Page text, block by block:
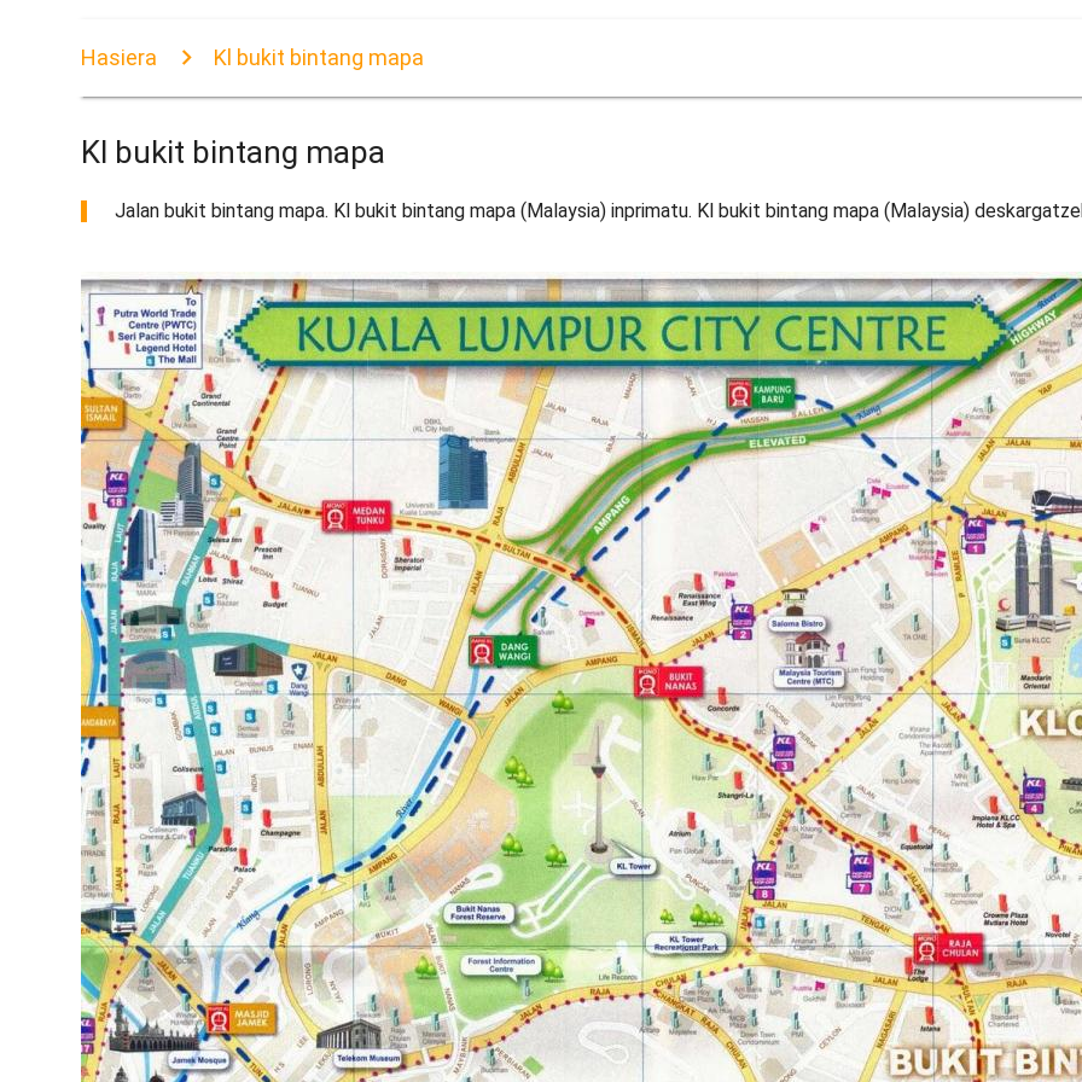
Hasiera Kl bukit bintang mapa
Kl bukit bintang mapa
Jalan bukit bintang mapa. Kl bukit bintang mapa (Malaysia) inprimatu. Kl bukit bintang mapa (Malaysia)